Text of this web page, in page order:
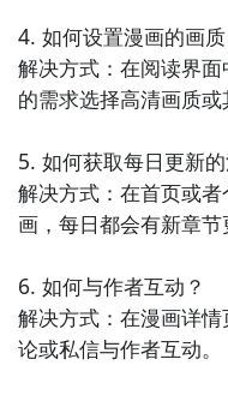
8. 《赫敏漫画》 - 这是
它将赫敏的故事以漫
赫敏的冒险故事，领略
9. 《爱漫画》 - 这个
用户可以轻松找到自
享受纯净的漫画阅读体
10. 《漫画大全》 - 这
APP，用户可以在这
恋爱、武侠、科幻等，
4. 如何设置漫画的画质
解决方式：在阅读界
的需求选择高清画质或
5. 如何获取每日更新的
解决方式：在首页或
画，每日都会有新章节
6. 如何与作者互动？
解决方式：在漫画详
论或私信与作者互动。